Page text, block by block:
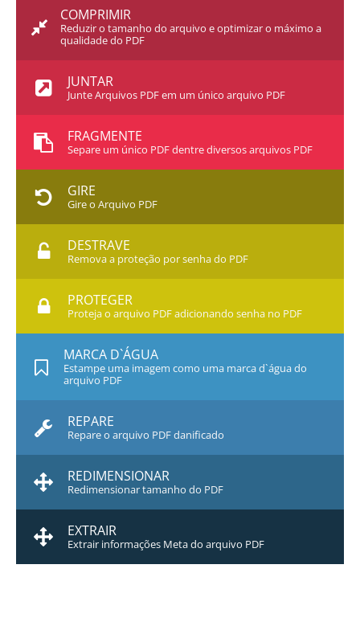
COMPRIMIR
Reduzir o tamanho do arquivo e optimizar o máximo a
qualidade do PDF
JUNTAR
Junte Arquivos PDF em um único arquivo PDF
FRAGMENTE
Separe um único PDF dentre diversos arquivos PDF
GIRE
Gire o Arquivo PDF
DESTRAVE
Remova a proteção por senha do PDF
PROTEGER
Proteja o arquivo PDF adicionando senha no PDF
MARCA D`ÁGUA
Estampe uma imagem como uma marca d`água do
arquivo PDF
REPARE
Repare o arquivo PDF danificado
REDIMENSIONAR
Redimensionar tamanho do PDF
EXTRAIR
Extrair informações Meta do arquivo PDF